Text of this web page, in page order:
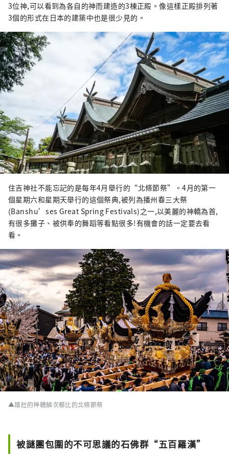
3位神,可以看到為各自的神而建造的3棟正殿。像這樣正殿排列著
3個的形式在日本的建築中也是很少見的。
住吉神社不能忘記的是每年4月舉行的“北條節祭”。4月的第一
個星期六和星期天舉行的這個祭典,被列為播州春三大祭
(Banshu’ses Great Spring Festivals)之一,以美麗的神轎為首,
有很多攤子、被供奉的舞蹈等看點很多!有機會的話一定要去看
看。
▲雄壯的神轎鱗次櫛比的北條節祭
被謎團包圍的不可思議的石佛群“五百羅漢”